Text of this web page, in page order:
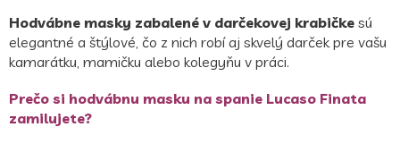
Hodvábne masky zabalené v darčekovej krabičke sú
elegantné a štýlové, čo z nich robí aj skvelý darček pre vašu
kamarátku, mamičku alebo kolegyňu v práci.
Prečo si hodvábnu masku na spanie Lucaso Finata
zamilujete?